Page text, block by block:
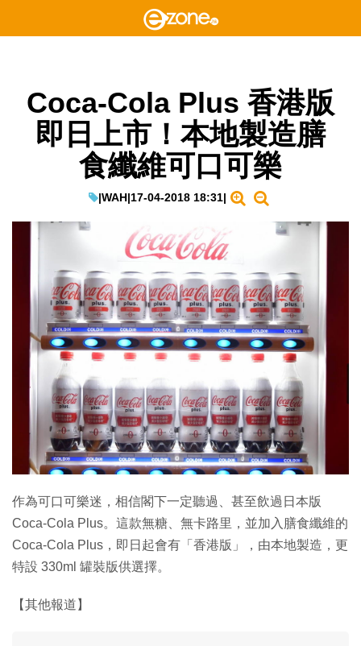
Coca-Cola Plus 香港版
即日上市！本地製造膳
食纖維可口可樂
|WAH|17-04-2018 18:31|
作為可口可樂迷，相信閣下一定聽過、甚至飲過日本版
Coca-Cola Plus。這款無糖、無卡路里，並加入膳食纖維的
Coca-Cola Plus，即日起會有「香港版」，由本地製造，更
特設 330ml 罐裝版供選擇。
【其他報道】